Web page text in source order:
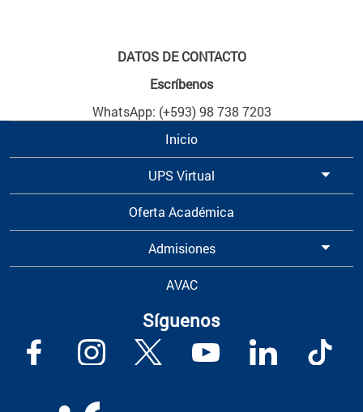
DATOS DE CONTACTO
Escríbenos
WhatsApp: (+593) 98 738 7203
Inicio
UPS Virtual
Oferta Académica
Admisiones
AVAC
Síguenos